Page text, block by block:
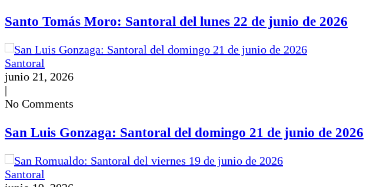
Santo Tomás Moro: Santoral del lunes 22 de junio de 2026
Santoral
junio 21, 2026
|
No Comments
San Luis Gonzaga: Santoral del domingo 21 de junio de 2026
Santoral